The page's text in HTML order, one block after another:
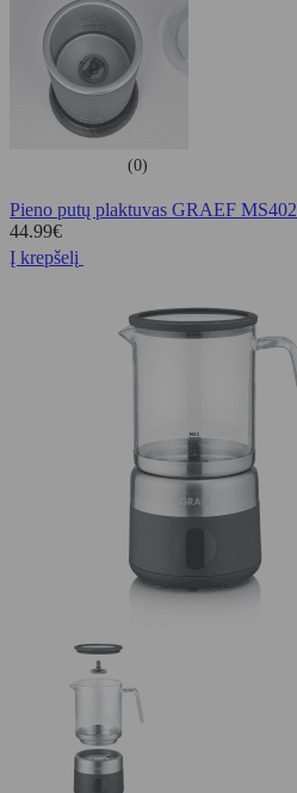
(0)
Pieno putų plaktuvas GRAEF MS402
44.99€
Į krepšelį